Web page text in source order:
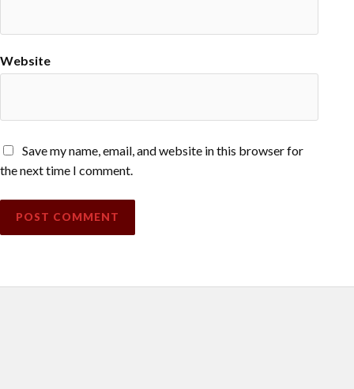
Website
Save my name, email, and website in this browser for
the next time I comment.